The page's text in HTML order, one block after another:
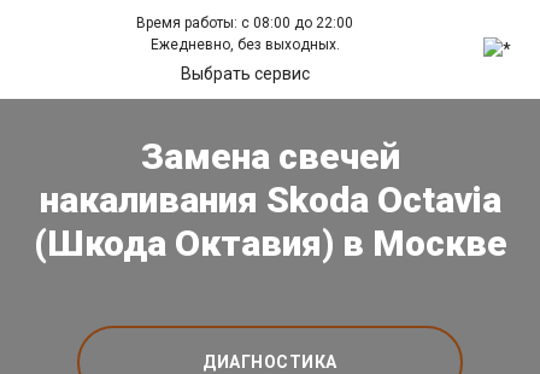
Время работы: с 08:00 до 22:00
Ежедневно, без выходных.
Выбрать сервис
Замена свечей
накаливания Skoda Octavia
(Шкода Октавия) в Москве
ДИАГНОСТИКА